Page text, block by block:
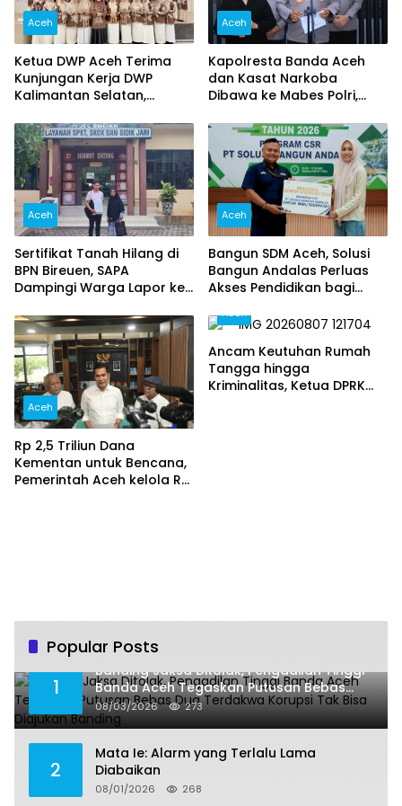
Aceh
Ketua DWP Aceh Terima
Kunjungan Kerja DWP
Kalimantan Selatan,
Kolaborasi
Aceh
Kapolresta Banda Aceh
dan Kasat Narkoba
Dibawa ke Mabes Polri,
Berjalan Profesional dan
Transparan
Aceh
Sertifikat Tanah Hilang di
BPN Bireuen, SAPA
Dampingi Warga Lapor ke
Aceh
Bangun SDM Aceh, Solusi
Bangun Andalas Perluas
Akses Pendidikan bagi
Aceh
Rp 2,5 Triliun Dana
Kementan untuk Bencana,
Pemerintah Aceh kelola Rp
Aceh
Ancam Keutuhan Rumah
Tangga hingga
Kriminalitas, Ketua DPRK
Popular Posts
1
Banding Jaksa Ditolak, Pengadilan Tinggi
Banda Aceh Tegaskan Putusan Bebas
Dua Terdakwa Korupsi Tak Bisa Diajukan
Banding
08/03/2026 273
2
Mata Ie: Alarm yang Terlalu Lama
Diabaikan
08/01/2026 268